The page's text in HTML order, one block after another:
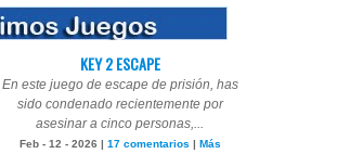
KEY 2 ESCAPE
En este juego de escape de prisión, has
sido condenado recientemente por
asesinar a cinco personas,...
Feb - 12 - 2026 | 17 comentarios | Más